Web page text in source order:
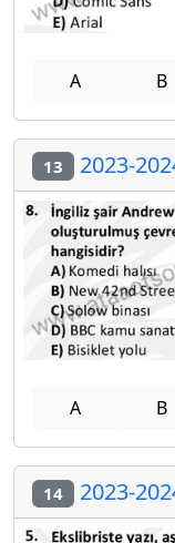
A B
13 2023-
A B
14 2023-